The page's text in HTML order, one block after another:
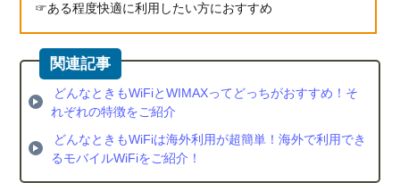
ある程度快適に利用したい方におすすめ
どんなときもWiFiとWIMAXってどっちがおすすめ！そ
れぞれの特徴をご紹介
どんなときもWiFiは海外利用が超簡単！海外で利用でき
るモバイルWiFiをご紹介！